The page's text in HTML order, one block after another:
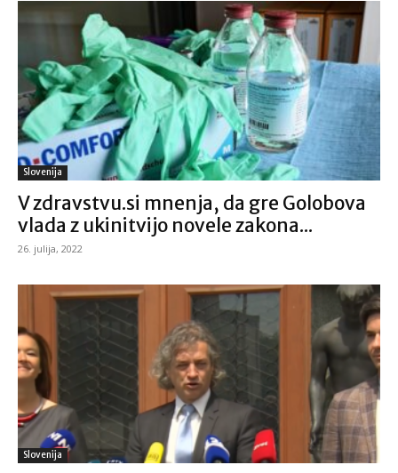
Slovenija
V zdravstvu.si mnenja, da gre Golobova
vlada z ukinitvijo novele zakona...
26. julija, 2022
Slovenija